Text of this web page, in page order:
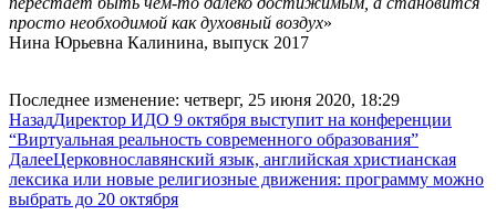
просто необходимой как духовный воздух»
Нина Юрьевна Калинина, выпуск 2017
Последнее изменение: четверг, 25 июня 2020, 18:29
НазадДиректор ИДО 9 октября выступит на конференции
“Виртуальная реальность современного образования”
ДалееЦерковнославянский язык, английская христианская
лексика или новые религиозные движения: программу можно
выбрать до 20 октября